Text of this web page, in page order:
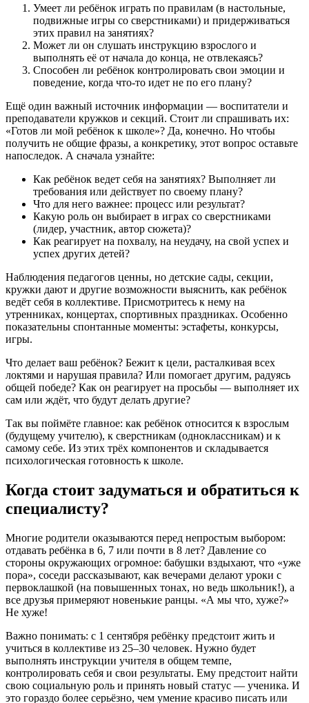
Умеет ли ребёнок играть по правилам (в настольные,
подвижные игры со сверстниками) и придерживаться
этих правил на занятиях?
Может ли он слушать инструкцию взрослого и
выполнять её от начала до конца, не отвлекаясь?
Способен ли ребёнок контролировать свои эмоции и
поведение, когда что-то идет не по его плану?
Ещё один важный источник информации — воспитатели и
преподаватели кружков и секций. Стоит ли спрашивать их:
«Готов ли мой ребёнок к школе»? Да, конечно. Но чтобы
получить не общие фразы, а конкретику, этот вопрос оставьте
напоследок. А сначала узнайте:
Как ребёнок ведет себя на занятиях? Выполняет ли
требования или действует по своему плану?
Что для него важнее: процесс или результат?
Какую роль он выбирает в играх со сверстниками
(лидер, участник, автор сюжета)?
Как реагирует на похвалу, на неудачу, на свой успех и
успех других детей?
Наблюдения педагогов ценны, но детские сады, секции,
кружки дают и другие возможности выяснить, как ребёнок
ведёт себя в коллективе. Присмотритесь к нему на
утренниках, концертах, спортивных праздниках. Особенно
показательны спонтанные моменты: эстафеты, конкурсы,
игры.
Что делает ваш ребёнок? Бежит к цели, расталкивая всех
локтями и нарушая правила? Или помогает другим, радуясь
общей победе? Как он реагирует на просьбы — выполняет их
сам или ждёт, что будут делать другие?
Так вы поймёте главное: как ребёнок относится к взрослым
(будущему учителю), к сверстникам (одноклассникам) и к
самому себе. Из этих трёх компонентов и складывается
психологическая готовность к школе.
Когда стоит задуматься и обратиться к
специалисту?
Многие родители оказываются перед непростым выбором:
отдавать ребёнка в 6, 7 или почти в 8 лет? Давление со
стороны окружающих огромное: бабушки вздыхают, что «уже
пора», соседи рассказывают, как вечерами делают уроки с
первоклашкой (на повышенных тонах, но ведь школьник!), а
все друзья примеряют новенькие ранцы. «А мы что, хуже?»
Не хуже!
Важно понимать: с 1 сентября ребёнку предстоит жить и
учиться в коллективе из 25–30 человек. Нужно будет
выполнять инструкции учителя в общем темпе,
контролировать себя и свои результаты. Ему предстоит найти
свою социальную роль и принять новый статус — ученика. И
это гораздо более серьёзно, чем умение красиво писать или